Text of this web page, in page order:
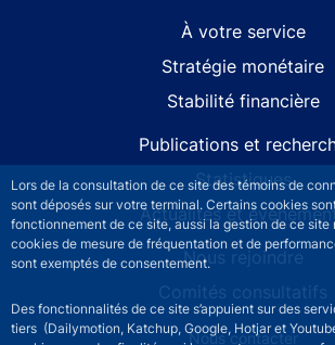
Lors de la consultation de ce site des témoins de
sont déposés sur votre terminal. Certains cookies
fonctionnement de ce site, aussi la gestion de ce site
cookies de mesure de fréquentation et de
sont exemptés de consentement.
Des fonctionnalités de ce site s’appuient sur des
tiers (Dailymotion, Katchup, Google, Hotjar et
À votre service
Stratégie monétaire
Stabilité financière
Publications et
Statistiques
Actualités et
Nous rejoindre
Comités consultatifs
Footer secondary menuNous contacter